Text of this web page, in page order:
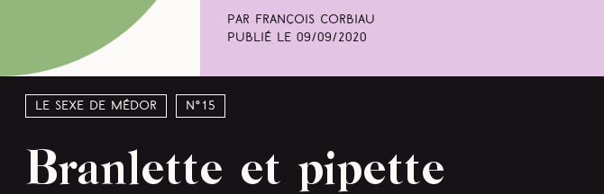
Par François Corbiau
Publié le 09/09/2020
Le sexe de Médor N°15
Branlette et pipette